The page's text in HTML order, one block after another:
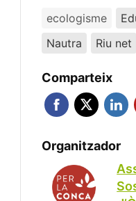
ecologisme
Nautra
Riu net
Comparteix
Organitzador